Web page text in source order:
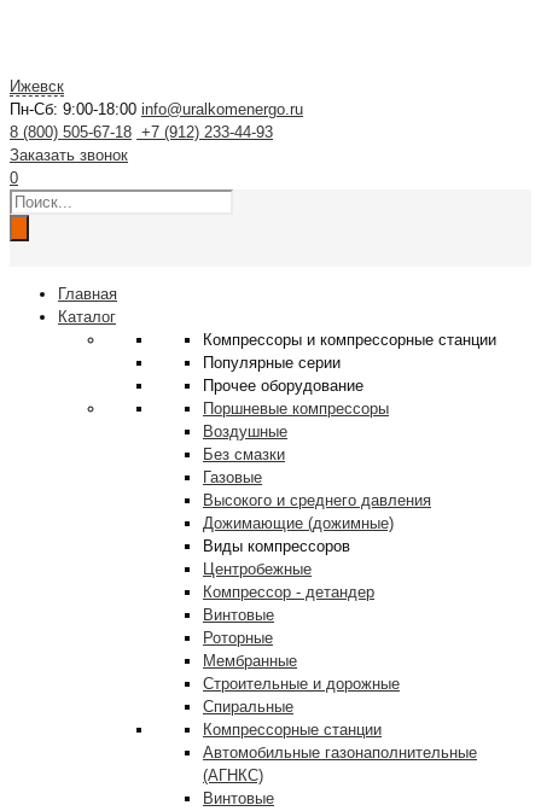
Ижевск
Пн-Сб: 9:00-18:00 info@uralkomenergo.ru
8 (800) 505-67-18 +7 (912) 233-44-93
Заказать звонок
0
Поиск
Главная
Каталог
Компрессоры и компрессорные станции
Популярные серии
Прочее оборудование
Поршневые компрессоры
Воздушные
Без смазки
Газовые
Высокого и среднего давления
Дожимающие (дожимные)
Виды компрессоров
Центробежные
Компрессор - детандер
Винтовые
Роторные
Мембранные
Строительные и дорожные
Спиральные
Компрессорные станции
Автомобильные газонаполнительные
(АГНКС)
Винтовые